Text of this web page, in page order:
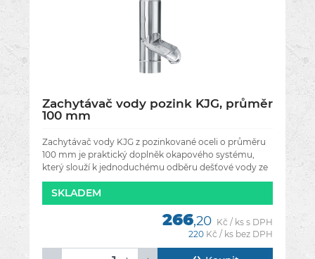
Zachytávač vody pozink KJG, průměr
100 mm
Zachytávač vody KJG z pozinkované oceli o průměru
100 mm je praktický doplněk okapového systému,
který slouží k jednoduchému odběru dešťové vody ze
svodové roury. Pomocí
SKLADEM
266,20 Kč / ks s DPH
220 Kč / ks bez DPH